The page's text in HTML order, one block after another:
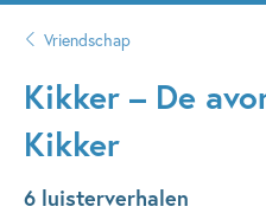
auteurs
uitgevers
Vriendschap
Kikker – De
Kikker
6 luisterverhalen